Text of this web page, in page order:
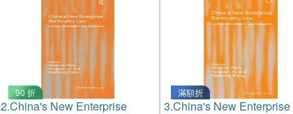
90 折
2.China's New Enterprise
滿額折
3.China's New Enterprise